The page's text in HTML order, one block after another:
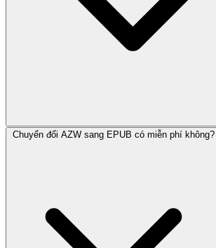
Chuyển đổi AZW sang EPUB có miễn phí không?